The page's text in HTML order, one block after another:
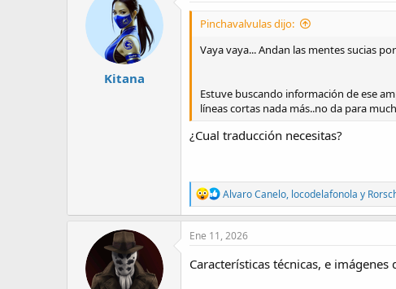
o
s
Kitana
Pinchavalvulas dijo:
Vaya vaya... Andan las mentes sucias
Estuve buscando información de ese
líneas cortas nada más..no da para
¿Cual traducción necesitas?
R
e
a
c
i
o
Alvaro Canelo, locodelafonola y
Ene 11, 2026
Características técnicas, e